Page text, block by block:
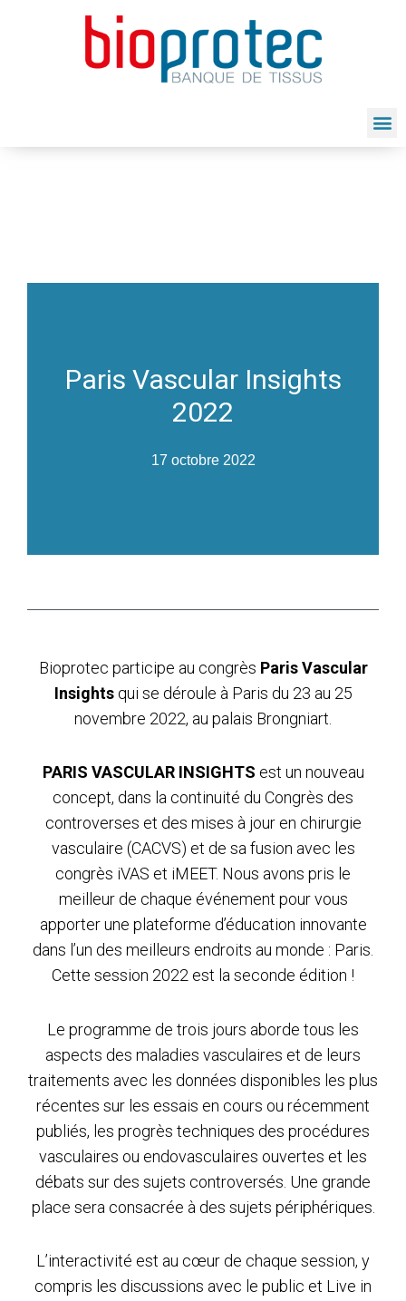
Paris Vascular Insights
2022
17 octobre 2022
Bioprotec participe au congrès Paris Vascular
Insightsqui se déroule à Paris du 23 au 25
novembre 2022, au palais Brongniart.
PARIS VASCULAR INSIGHTS est un nouveau
concept, dans la continuité du Congrès des
controverses et des mises à jour en chirurgie
vasculaire (CACVS) et de sa fusion avec les
congrès iVAS et iMEET. Nous avons pris le
meilleur de chaque événement pour vous
apporter une plateforme d’éducation innovante
dans l’un des meilleurs endroits au monde : Paris.
Cette session 2022 est la seconde édition !
Le programme de trois jours aborde tous les
aspects des maladies vasculaires et de leurs
traitements avec les données disponibles les plus
récentes sur les essais en cours ou récemment
publiés, les progrès techniques des procédures
vasculaires ou endovasculaires ouvertes et les
débats sur des sujets controversés. Une grande
place sera consacrée à des sujets périphériques.
L’interactivité est au cœur de chaque session, y
compris les discussions avec le public et Live in